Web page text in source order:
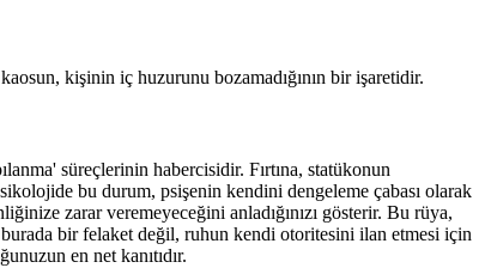
kişinin iç huzurunu bozamadığının bir işaretidir.
süreçlerinin habercisidir. Fırtına, statükonun
bu durum, psişenin kendini dengeleme çabası olarak
zarar veremeyeceğini anladığınızı gösterir. Bu rüya,
bir felaket değil, ruhun kendi otoritesini ilan etmesi için
en net kanıtıdır.